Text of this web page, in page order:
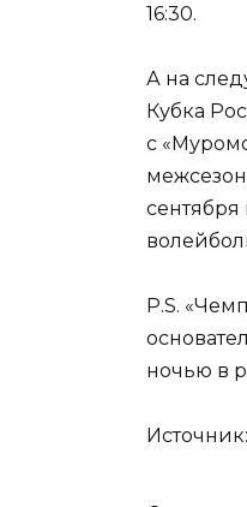
16:30.
А на
Кубка
с
P.S.
ночью в